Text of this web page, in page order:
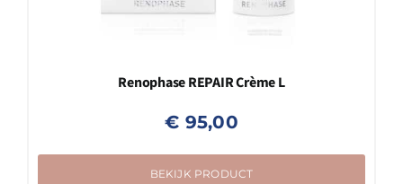
Renophase REPAIR Crème L
€ 95,00
BEKIJK PRODUCT